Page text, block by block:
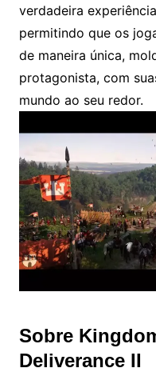
verdadeira
permitindo que os
de maneira única,
protagonista, com
mundo ao seu redor.
Sobre
Deliverance II